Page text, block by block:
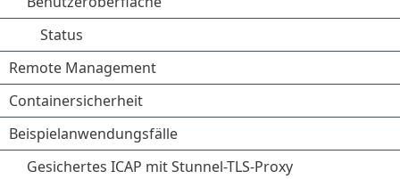
Status
Remote Management
Containersicherheit
Beispielanwendungsfälle
Gesichertes ICAP mit Stunnel-TLS-Proxy